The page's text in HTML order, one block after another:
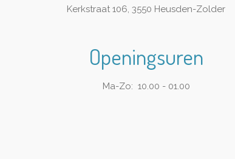
k
Kerkstraat 106, 3550 Heusden-Zolder
Openingsuren
Ma-Zo: 10.00 - 01.00